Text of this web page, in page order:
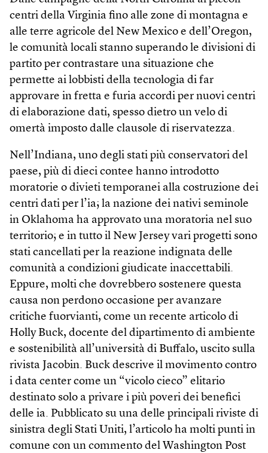
centri della Virginia fino alle zone di montagna e
alle terre agricole del New Mexico e dell’Oregon,
le comunità locali stanno superando le divisioni di
partito per contrastare una situazione che
permette ai lobbisti della tecnologia di far
approvare in fretta e furia accordi per nuovi centri
di elaborazione dati, spesso dietro un velo di
omertà imposto dalle clausole di riservatezza.
Nell’Indiana, uno degli stati più conservatori del
paese, più di dieci contee hanno introdotto
moratorie o divieti temporanei alla costruzione dei
centri dati per l’ia; la nazione dei nativi seminole
in Oklahoma ha approvato una moratoria nel suo
territorio; e in tutto il New Jersey vari progetti sono
stati cancellati per la reazione indignata delle
comunità a condizioni giudicate inaccettabili.
Eppure, molti che dovrebbero sostenere questa
causa non perdono occasione per avanzare
critiche fuorvianti, come un recente articolo di
Holly Buck, docente del dipartimento di ambiente
e sostenibilità all’università di Buffalo, uscito sulla
rivista Jacobin. Buck descrive il movimento contro
i data center come un “vicolo cieco” elitario
destinato solo a privare i più poveri dei benefici
delle ia. Pubblicato su una delle principali riviste di
sinistra degli Stati Uniti, l’articolo ha molti punti in
comune con un commento del Washington Post